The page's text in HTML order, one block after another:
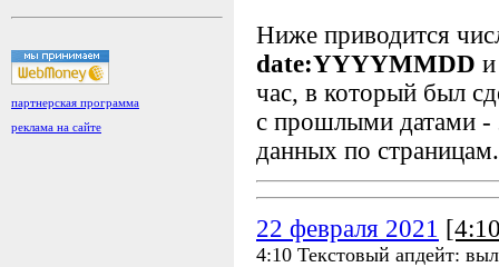
партнерская программа
реклама на сайте
Ниже приводится
date:YYYYMMDD
час, в который был
с прошлыми датами -
данных по страницам.
22 февраля 2021
4:10 Текстовый апдейт: